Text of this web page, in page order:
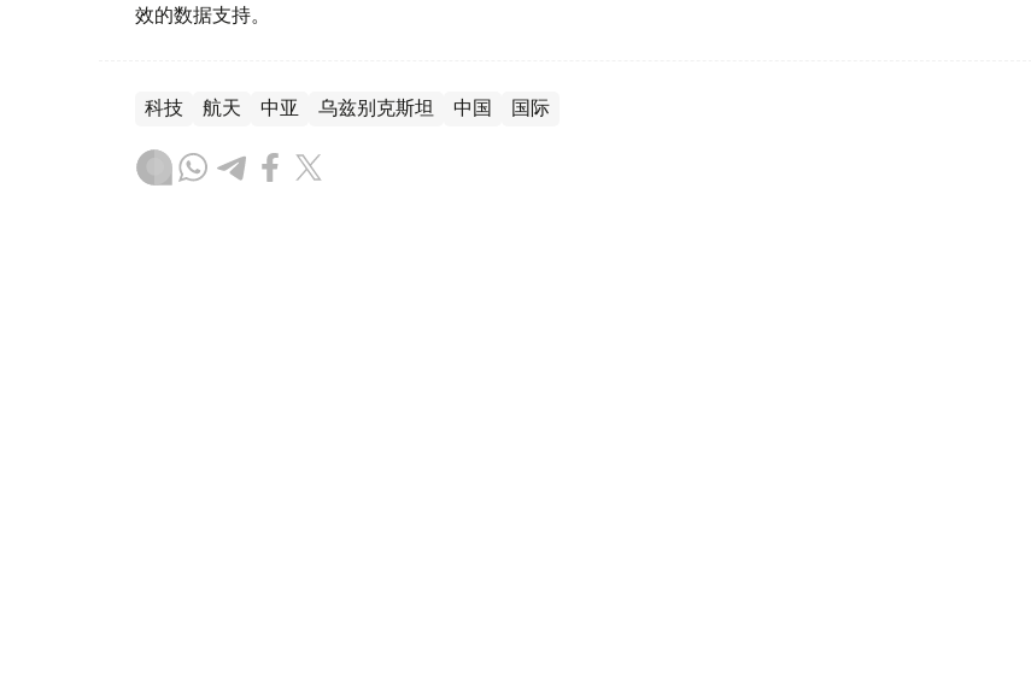
效的数据支持。
科技 航天 中亚 乌兹别克斯坦 中国 国际